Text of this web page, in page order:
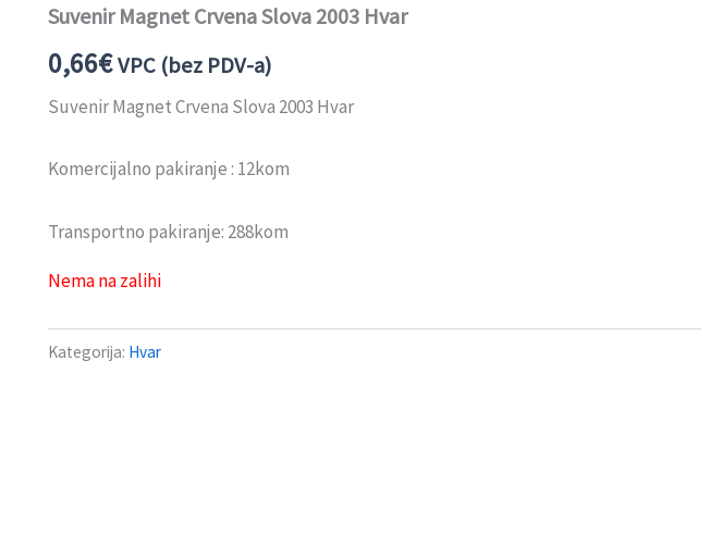
Suvenir Magnet Crvena Slova 2003 Hvar
0,66€VPC (bez PDV-a)
Suvenir Magnet Crvena Slova 2003 Hvar
Komercijalno pakiranje : 12kom
Transportno pakiranje: 288kom
Nema na zalihi
Kategorija: Hvar